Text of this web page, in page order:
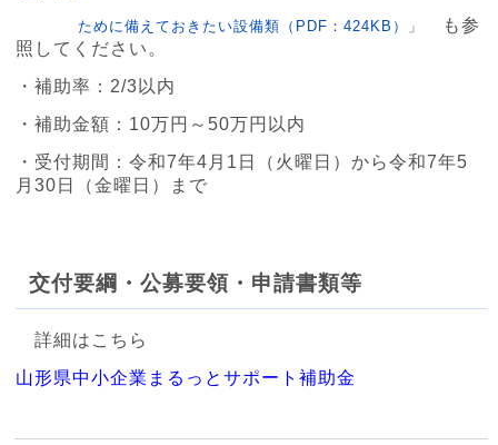
ために備えておきたい設備類（PDF：424KB） 」
も参
照してください。
・補助率：2/3以内
・補助金額：10万円～50万円以内
・受付期間：令和7年4月1日（火曜日）から令和7年5
月30日（金曜日）まで
交付要綱・公募要領・申請書類等
詳細はこちら
山形県中小企業まるっとサポート補助金